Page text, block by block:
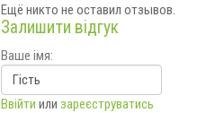
Ещё никто не оставил отзывов.
Залишити відгук
Ваше імя:
Ввійти или зареєструватись